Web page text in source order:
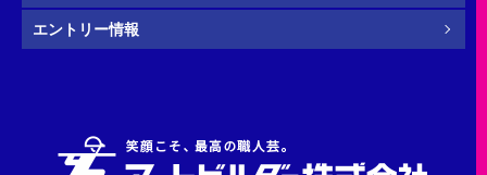
任意 その他・お問い合わせ内容
エントリー情報